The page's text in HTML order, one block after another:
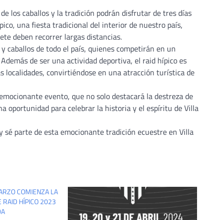
los caballos y la tradición podrán disfrutar de tres días
una fiesta tradicional del interior de nuestro país,
deben recorrer largas distancias.
caballos de todo el país, quienes competirán en un
de ser una actividad deportiva, el raid hípico es
localidades, convirtiéndose en una atracción turística de
evento, que no solo destacará la destreza de
oportunidad para celebrar la historia y el espíritu de Villa
sé parte de esta emocionante tradición ecuestre en Villa
COMIENZA LA
RAID HÍPICO 2023